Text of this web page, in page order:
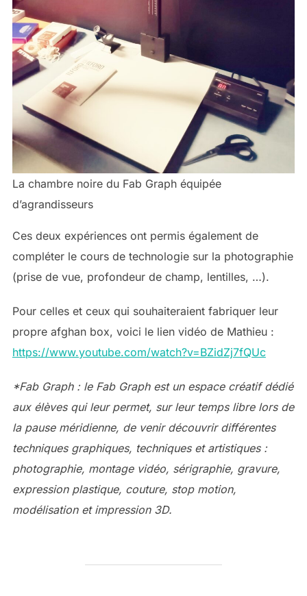
La chambre noire du Fab Graph équipée
d’agrandisseurs
Ces deux expériences ont permis également de
compléter le cours de technologie sur la photographie
(prise de vue, profondeur de champ, lentilles, …).
Pour celles et ceux qui souhaiteraient fabriquer leur
propre afghan box, voici le lien vidéo de Mathieu :
https://www.youtube.com/watch?v=BZidZj7fQUc
*Fab Graph : le Fab Graph est un espace créatif dédié
aux élèves qui leur permet, sur leur temps libre lors de
la pause méridienne, de venir découvrir différentes
techniques graphiques, techniques et artistiques :
photographie, montage vidéo, sérigraphie, gravure,
expression plastique, couture, stop motion,
modélisation et impression 3D.